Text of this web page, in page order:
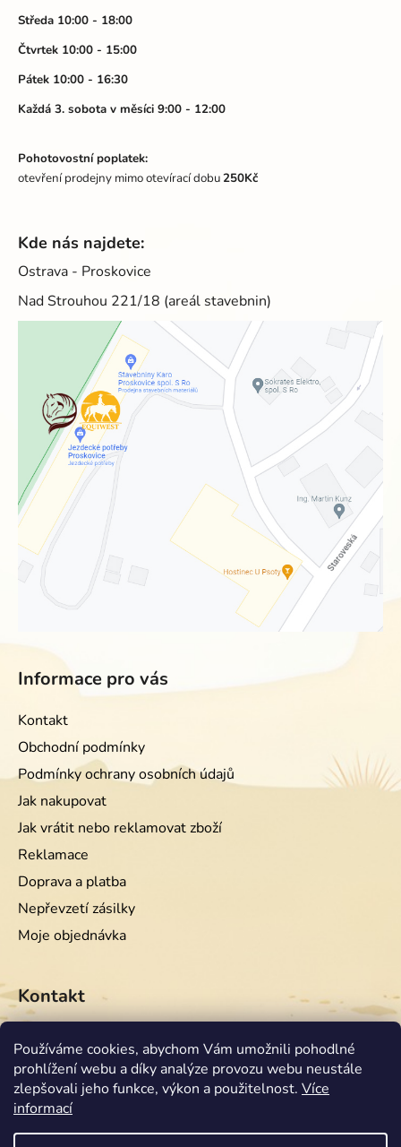
Používáme cookies, abychom Vám umožnili pohodlné
prohlížení webu a díky analýze provozu webu neustále
zlepšovali jeho funkce, výkon a použitelnost. Více
informací
Středa 10:00 - 18:00
Čtvrtek 10:00 - 15:00
Pátek 10:00 - 16:30
Každá 3. sobota v měsíci 9:00 - 12:00
Pohotovostní poplatek:
otevření prodejny mimo otevírací dobu250Kč
Kde nás najdete:
Ostrava - Proskovice
Nad Strouhou 221/18 (areál stavebnin)
Informace pro vás
Kontakt
Obchodní podmínky
Podmínky ochrany osobních údajů
Jak nakupovat
Jak vrátit nebo reklamovat zboží
Reklamace
Doprava a platba
Nepřevzetí zásilky
Moje objednávka
Kontakt
info @equiwest.cz
+420724001554